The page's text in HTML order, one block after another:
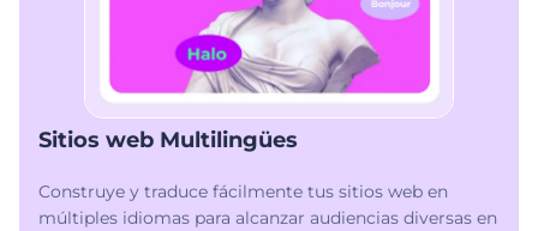
Sitios web Multilingües
Construye y traduce fácilmente tus sitios web en
múltiples idiomas para alcanzar audiencias diversas en